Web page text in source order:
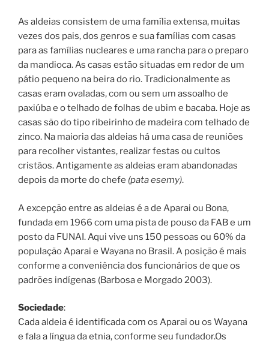
As aldeias consistem de uma família extensa, muitas
vezes dos pais, dos genros e sua famílias com casas
para as famílias nucleares e uma rancha para o preparo
da mandioca. As casas estão situadas em redor de um
pátio pequeno na beira do rio. Tradicionalmente as
casas eram ovaladas, com ou sem um assoalho de
paxiúba e o telhado de folhas de ubim e bacaba. Hoje as
casas são do tipo ribeirinho de madeira com telhado de
zinco. Na maioria das aldeias há uma casa de reuniões
para recolher vistantes, realizar festas ou cultos
cristãos. Antigamente as aldeias eram abandonadas
depois da morte do chefe (pata esemy).
A excepção entre as aldeias é a de Aparai ou Bona,
fundada em 1966 com uma pista de pouso da FAB e um
posto da FUNAI. Aqui vive uns 150 pessoas ou 60% da
população Aparai e Wayana no Brasil. A posição é mais
conforme a conveniência dos funcionários de que os
padrões indígenas (Barbosa e Morgado 2003).
Sociedade:
Cada aldeia é identificada com os Aparai ou os Wayana
e fala a língua da etnia, conforme seu fundador.Os